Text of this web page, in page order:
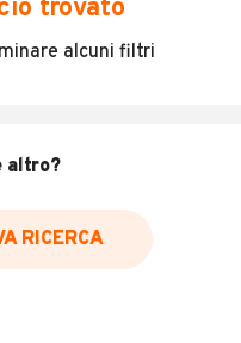
il veicolo
la disponibilità
trovato
alcuni filtri
altro?
RICERCA